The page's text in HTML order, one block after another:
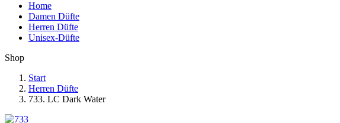
Home
Damen Düfte
Herren Düfte
Unisex-Düfte
Shop
Start
Herren Düfte
733. LC Dark Water